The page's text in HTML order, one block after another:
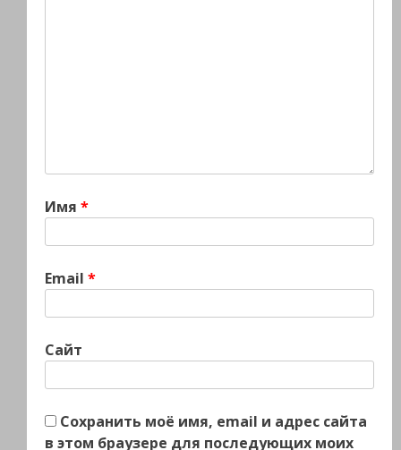
Имя *
Email *
Сайт
Сохранить моё имя, email и адрес сайта
в этом браузере для последующих моих